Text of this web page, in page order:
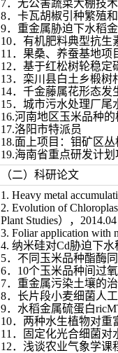
7．无公害蔬菜大棚技术
8．卡瓦胡椒引种繁殖
9．重金属胁迫下水稻
10．有机肥料典型抗
11．果桑、养蚕基地项
12．基于红松树轮稳定
13．栾川县白土乡椴树
14．千金藤属花形态发
15．城市污水处理厂尾
16.河南地区玉米品种
17.洛阳市特派员
18.面上项目：钼矿区
19.海南省重点研发计
（二）科研论文
1. Heavy metal
2. Evolution of
Plant Studies），2014.04
3. Foliar application with
4. 纳米硅对Cd胁迫下水
5．不同玉米品种酯酶
6．10个玉米品种间过
7．重金属污染土壤的
8．长片段小麦细菌人
9．水稻金属硫蛋白
10．两种水生植物对重
11．固定化光合细菌对
12．浅谈农业气象学课